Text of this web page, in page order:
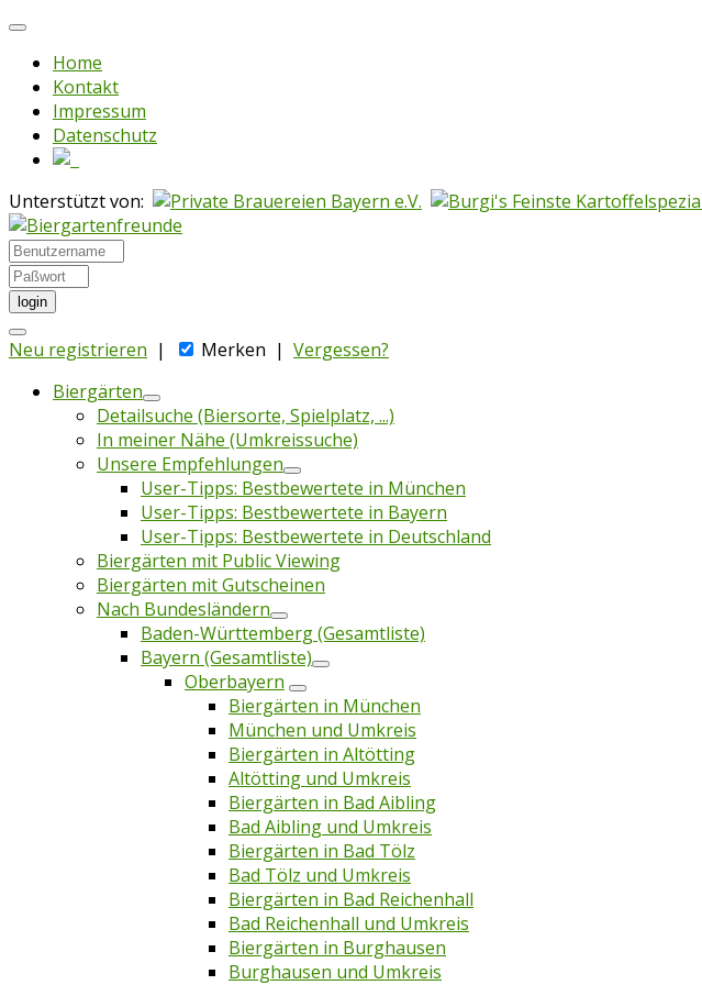
Home
Kontakt
Impressum
Datenschutz
Unterstützt von:
login
Neu registrieren | Merken | Vergessen?
Biergärten
Detailsuche (Biersorte, Spielplatz, ...)
In meiner Nähe (Umkreissuche)
Unsere Empfehlungen
User-Tipps: Bestbewertete in München
User-Tipps: Bestbewertete in Bayern
User-Tipps: Bestbewertete in Deutschland
Biergärten mit Public Viewing
Biergärten mit Gutscheinen
Nach Bundesländern
Baden-Württemberg (Gesamtliste)
Bayern (Gesamtliste)
Oberbayern
Biergärten in München
München und Umkreis
Biergärten in Altötting
Altötting und Umkreis
Biergärten in Bad Aibling
Bad Aibling und Umkreis
Biergärten in Bad Tölz
Bad Tölz und Umkreis
Biergärten in Bad Reichenhall
Bad Reichenhall und Umkreis
Biergärten in Burghausen
Burghausen und Umkreis